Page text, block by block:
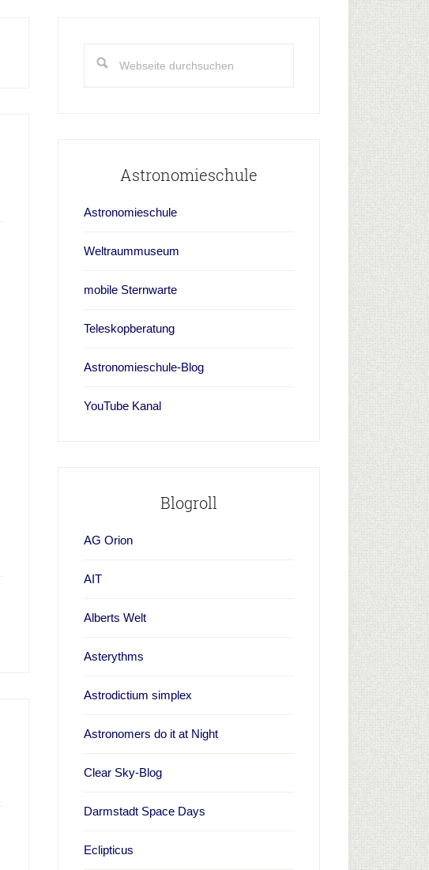
durchsuchen
Astronomieschule
Astronomieschule
Weltraummuseum
mobile Sternwarte
Teleskopberatung
Astronomieschule-Blog
YouTube Kanal
Blogroll
AG Orion
AIT
Alberts Welt
Asterythms
Astrodictium simplex
Astronomers do it at Night
Clear Sky-Blog
Darmstadt Space Days
Eclipticus